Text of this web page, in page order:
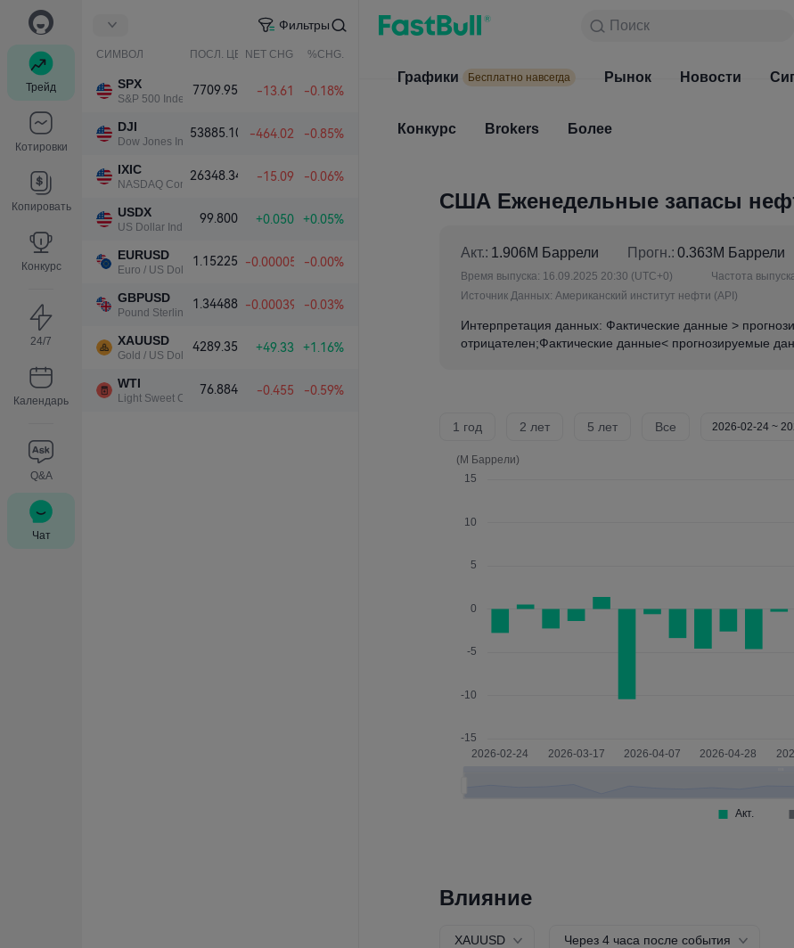
Трейд
Котировки
Копировать
Конкурс
24/7
Календарь
Q&A
Чат
Фильтры
СИМВОЛ ПОСЛ. ЦЕНАNET CHG. %CHG.
SPX
S&P 500 Index
7709.95 -13.61 -0.18%
DJI
Dow Jones Industrial Average
53885.10 -464.02 -0.85%
IXIC
NASDAQ Composite Index
26348.34 -15.09 -0.06%
USDX
US Dollar Index
99.800 +0.050 +0.05%
EURUSD
Euro / US Dollar
1.15225 -0.00005 -0.00%
GBPUSD
Pound Sterling / US Dollar
1.34488 -0.00039 -0.03%
XAUUSD
Gold / US Dollar
4289.35 +49.33 +1.16%
WTI
Light Sweet Crude Oil
76.884 -0.455 -0.59%
Поиск
Графики Бесплатно навсегда Рынок
Поиск
Продукты
Графики Бесплатно навсегда Рынок Новости
Конкурс Brokers Более
США Еженедельные запасы
Акт.: 1.906M Баррели Прогн.: 0.363M Баррели
Время выпуска: 16.09.2025 20:30 (UTC+0) Частота
Источник Данных: Американский институт нефти (API)
Интерпретация данных: Фактические данные >
отрицателен;Фактические данные< прогнозируемые
1 год 2 лет 5 лет Все
Влияние
XAUUSD Через 4 часа после события